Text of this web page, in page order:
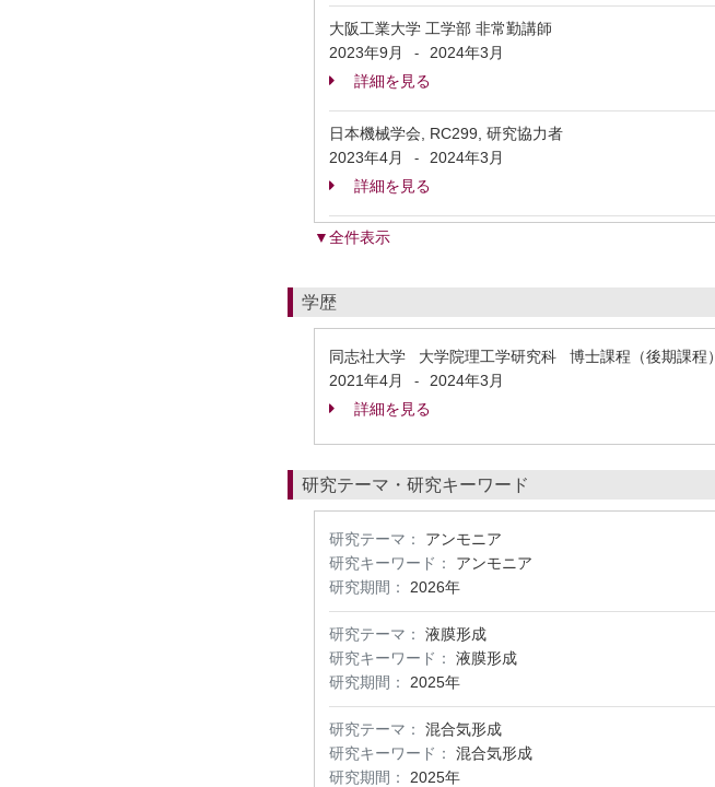
大阪工業大学 工学部 非常勤講師
2023年9月
-
2024年3月
詳細を見る
日本機械学会, RC299, 研究協力者
2023年4月
-
2024年3月
詳細を見る
▼全件表示
学歴
同志社大学 大学院理工学研究科 博士課程（後期課程）
2021年4月
-
2024年3月
詳細を見る
研究テーマ・研究キーワード
研究テーマ：
アンモニア
研究キーワード：
アンモニア
研究期間：
2026年
研究テーマ：
液膜形成
研究キーワード：
液膜形成
研究期間：
2025年
研究テーマ：
混合気形成
研究キーワード：
混合気形成
研究期間：
2025年